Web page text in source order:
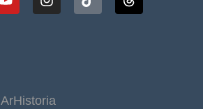
ArHistoria